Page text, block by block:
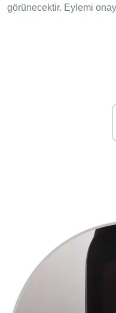
görünecektir. Eylemi